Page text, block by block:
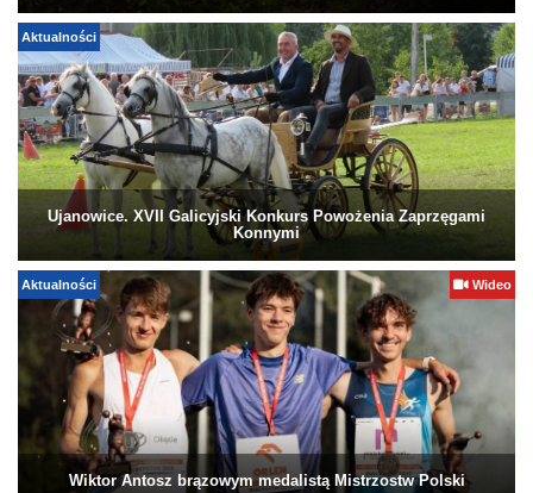
Aktualności
Ujanowice. XVII Galicyjski Konkurs Powożenia Zaprzęgami
Konnymi
Aktualności Wideo
Wiktor Antosz brązowym medalistą Mistrzostw Polski